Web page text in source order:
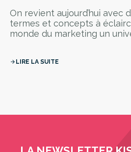
On revient aujourd’hui avec
termes et concepts à
monde du marketing un
arrow_forward LIRE LA SUITE